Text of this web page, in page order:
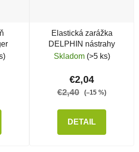
Elastická zarážka
DELPHIN nástrahy
Skladom (>5 ks)
€2,04
€2,40 (–15 %)
DETAIL